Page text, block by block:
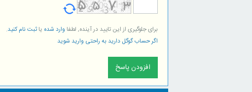
برای جلوگیری از این تایید در آینده, لطفا وارد شده یاثبت نام کنید.
اگر حساب گوگل دارید به راحتی وارید شوید